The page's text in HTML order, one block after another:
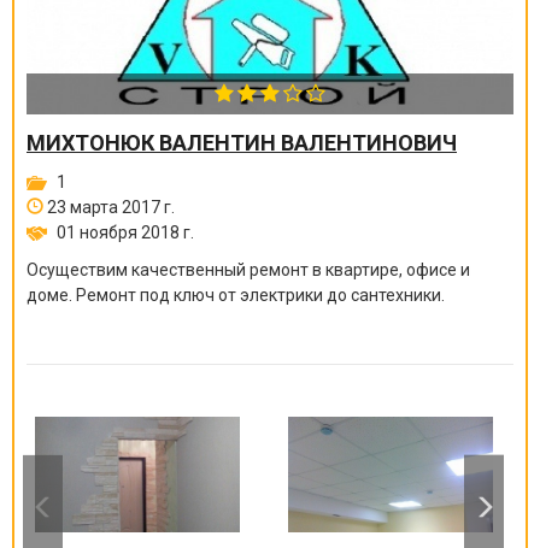
МИХТОНЮК ВАЛЕНТИН ВАЛЕНТИНОВИЧ
1
23 марта 2017 г.
01 ноября 2018 г.
Осуществим качественный ремонт в квартире, офисе и
доме. Ремонт под ключ от электрики до сантехники.